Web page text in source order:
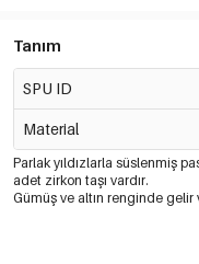
Tanım
SPU ID
Material
Parlak yıldızlarla süslenmiş
adet zirkon taşı vardır.
Gümüş ve altın renginde gelir